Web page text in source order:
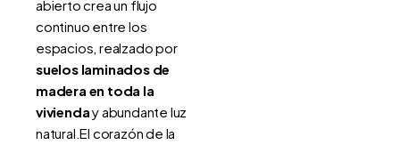
abierto crea un flujo
continuo entre los
espacios, realzado por
suelos laminados de
madera en toda la
vivienday abundante luz
natural.El corazón de la